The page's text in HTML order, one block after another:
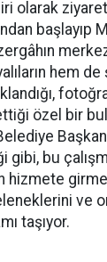
olarak
başlayıp
hem de
özel bir
bu
hizmete
ve
taşıyor.